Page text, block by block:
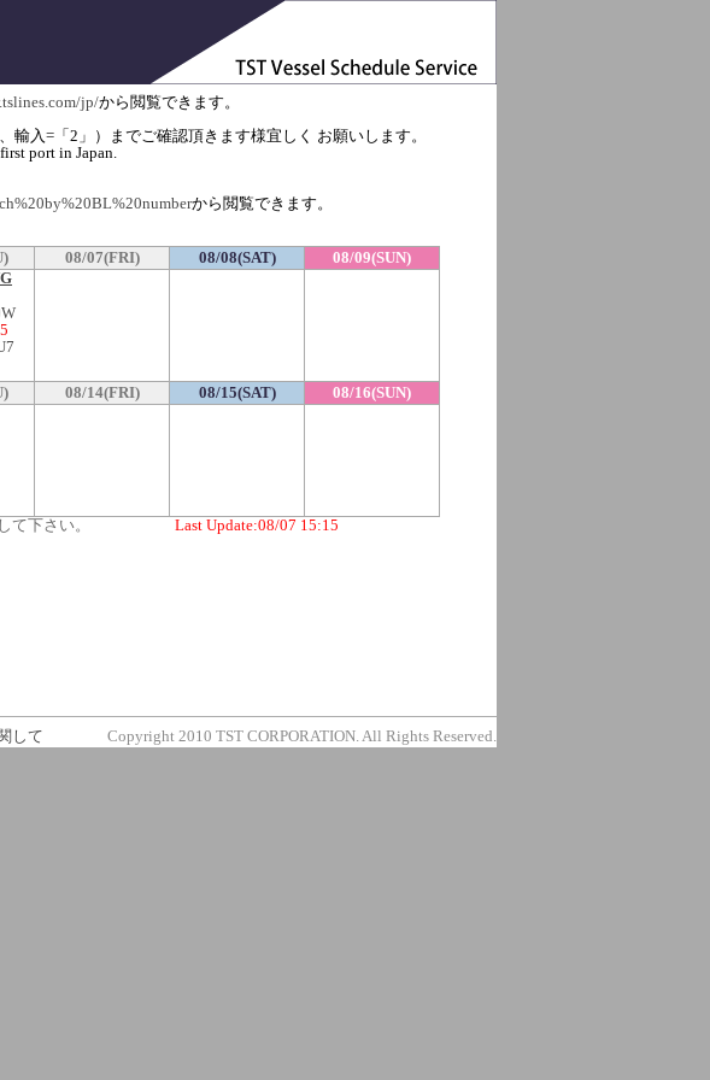
jp/から閲覧できます。
入=「2」）までご確認頂きます様宜しく お願いします。
port in Japan.
から閲覧できます。
08/07(FRI) 08/08(SAT)
08/09(SUN)
08/14(FRI) 08/15(SAT)
08/16(SUN)
て下さい。 Last Update:08/07 15:15
して Copyright 2010 TST CORPORATION. All Rights Reserved.